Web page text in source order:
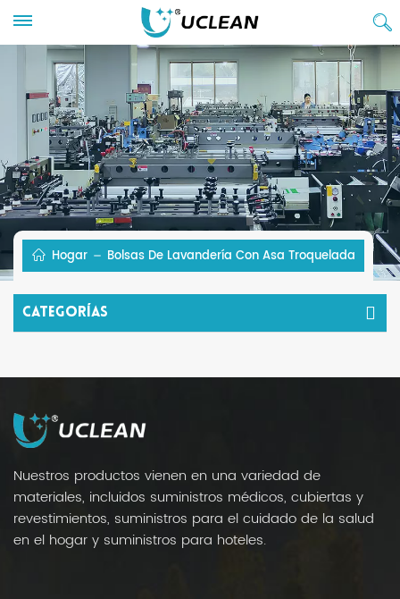
Hogar Bolsas De Lavandería Con Asa Troquelada
Categorías
Nuestros productos vienen en una variedad de
materiales, incluidos suministros médicos, cubiertas y
revestimientos, suministros para el cuidado de la salud
en el hogar y suministros para hoteles.